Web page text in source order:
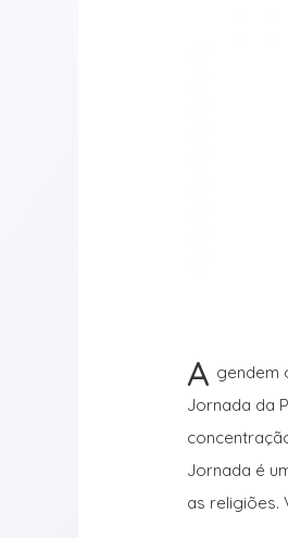
A gendem
Jornada da
Jornada é
as religiões.